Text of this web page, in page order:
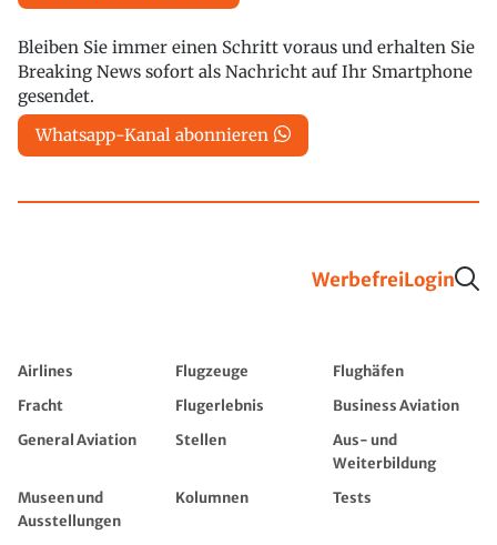
Bleiben Sie immer einen Schritt voraus und erhalten Sie
Breaking News sofort als Nachricht auf Ihr Smartphone
gesendet.
Whatsapp-Kanal abonnieren
WerbefreiLogin
Airlines Flugzeuge
Flughäfen
Fracht
Flugerlebnis
Business Aviation
General Aviation
Stellen
Aus- und
Weiterbildung
Museen und
Ausstellungen
Kolumnen Tests